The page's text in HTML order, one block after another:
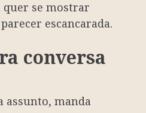
quer se mostrar
escancarada.
conversa
assunto, manda